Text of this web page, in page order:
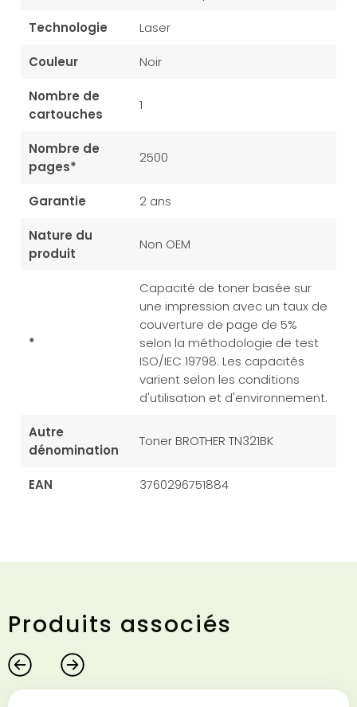
Technologie Laser
Couleur Noir
Nombre de
cartouches
1
Nombre de
pages*
2500
Garantie 2 ans
Nature du
produit
Non OEM
*
Capacité de toner basée sur
une impression avec un taux de
couverture de page de 5%
selon la méthodologie de test
ISO/IEC 19798. Les capacités
varient selon les conditions
d'utilisation et d'environnement.
Autre
dénomination
Toner BROTHER TN321BK
EAN 3760296751884
Produits associés